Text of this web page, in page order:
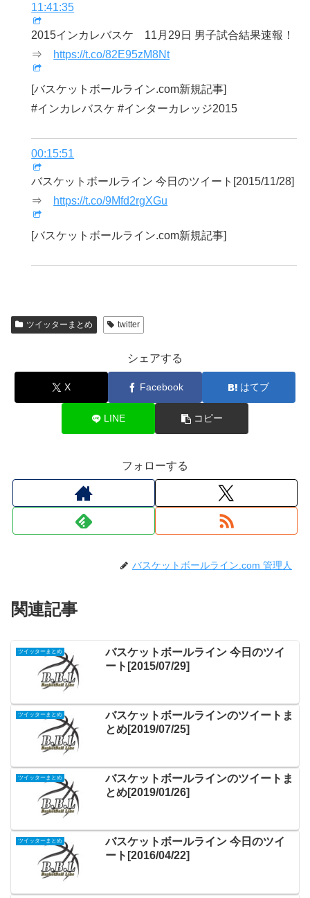
11:41:35
2015インカレバスケ 11月29日 男子試合結果速報！
⇒
https://t.co/82E95zM8Nt
[バスケットボールライン.com新規記事]
#インカレバスケ #インターカレッジ2015
00:15:51
バスケットボールライン 今日のツイート[2015/11/28]
⇒
https://t.co/9Mfd2rgXGu
[バスケットボールライン.com新規記事]
ツイッターまとめ twitter
シェアする
X Facebook はてブ
LINE コピー
フォローする
バスケットボールライン.com 管理人
関連記事
ツイッターまとめ
バスケットボールライン 今日のツイ
ート[2015/07/29]
ツイッターまとめ
バスケットボールラインのツイートま
とめ[2019/07/25]
ツイッターまとめ
バスケットボールラインのツイートま
とめ[2019/01/26]
ツイッターまとめ
バスケットボールライン 今日のツイ
ート[2016/04/22]